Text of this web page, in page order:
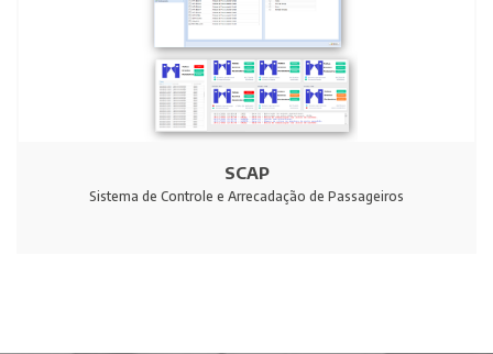
SCAP
Sistema de Controle e Arrecadação de Passageiros